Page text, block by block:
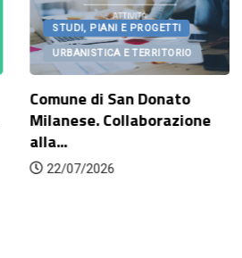
STUDI, PIANI E PROGETTI
URBANISTICA E TERRITORIO
Comune di San Donato
Milanese. Collaborazione
alla...
22/07/2026